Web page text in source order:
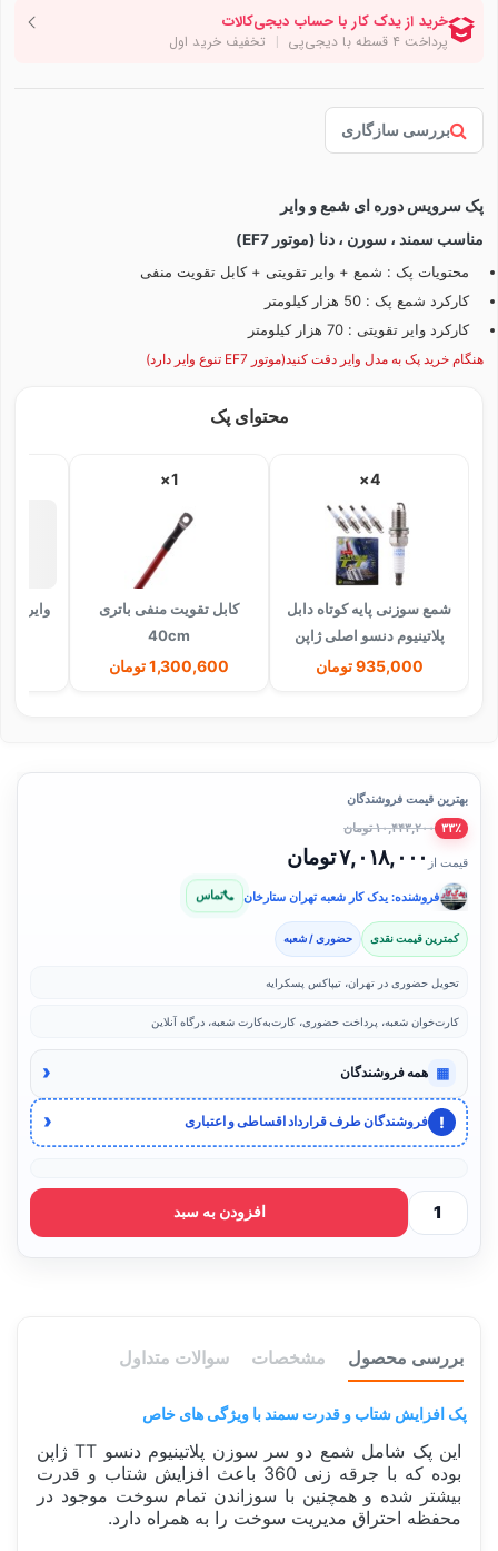
بررسی سازگاری
پک سرویس دوره ای شمع و وایر
مناسب سمند ، سورن ، دنا (موتور EF7)
محتویات پک : شمع + وایر تقویتی + کابل تقویت منفی
کارکرد شمع پک : 50 هزار کیلومتر
کارکرد وایر تقویتی : 70 هزار کیلومتر
هنگام خرید پک به مدل وایر دقت کنید(موتور EF7 تنوع وایر دارد)
محتوای پک
4×
شمع سوزنی پایه کوتاه دابل
پلاتینیوم دنسو اصلی ژاپن
PK20TT-4504
935,000 تومان
1×
کابل تقویت منفی باتری
40cm
1,300,600 تومان
بهترین قیمت فروشندگان
۳۳٪ ۱۰,۴۴۳,۲۰۰ تومان
قیمت از ۷,۰۱۸,۰۰۰ تومان
فروشنده: یدک کار شعبه تهران ستارخان تماس
کمترین قیمت نقدی حضوری / شعبه
تحویل حضوری در تهران، تیپاکس پسکرایه
کارت‌خوان شعبه، پرداخت حضوری، کارت‌به‌کارت شعبه، درگاه آنلاین
▦ همه فروشندگان ‹
! فروشندگان طرف قرارداد اقساطی و اعتباری ‹
افزودن به سبد
بررسی محصول مشخصات سوالات متداول
پک افزایش شتاب و قدرت سمند با ویژگی های خاص
این پک شامل شمع دو سر سوزن پلاتینیوم دنسو TT ژاپن
بوده که با جرقه زنی 360 باعث افزایش شتاب و قدرت
بیشتر شده و همچنین با سوزاندن تمام سوخت موجود در
محفظه احتراق مدیریت سوخت را به همراه دارد.